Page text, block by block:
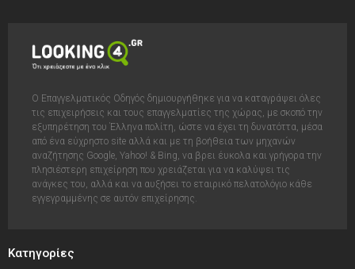
Ο Επαγγελματικός Οδηγός δημιουργήθηκε για να καταγράψει όλες
τις επιχειρήσεις και τους επαγγελματίες της χώρας, με σκοπό την
εξυπηρέτηση του Έλληνα πολίτη, ώστε να έχει τη δυνατόττα, μέσα
από ένα εύχρηστο site αλλά και με τη βοήθεια των μηχανών
αναζήτησης Google, Yahoo! & Bing, να βρει έυκολα και γρήγορα την
πλησιέστερη επιχείρηση που χρειάζεται για να καλύψει τις
ανάγκες του, αλλά και να αυξήσει το εταιρικό πελατολόγιο κάθε
εγγεγραμμένης σε αυτόν επιχείρησης.
Κατηγορίες